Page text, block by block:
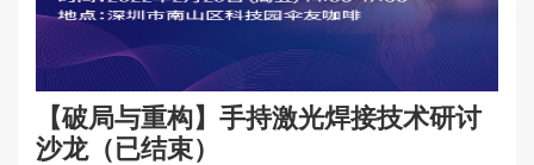
【破局与重构】手持激光焊接技术研讨
沙龙（已结束）